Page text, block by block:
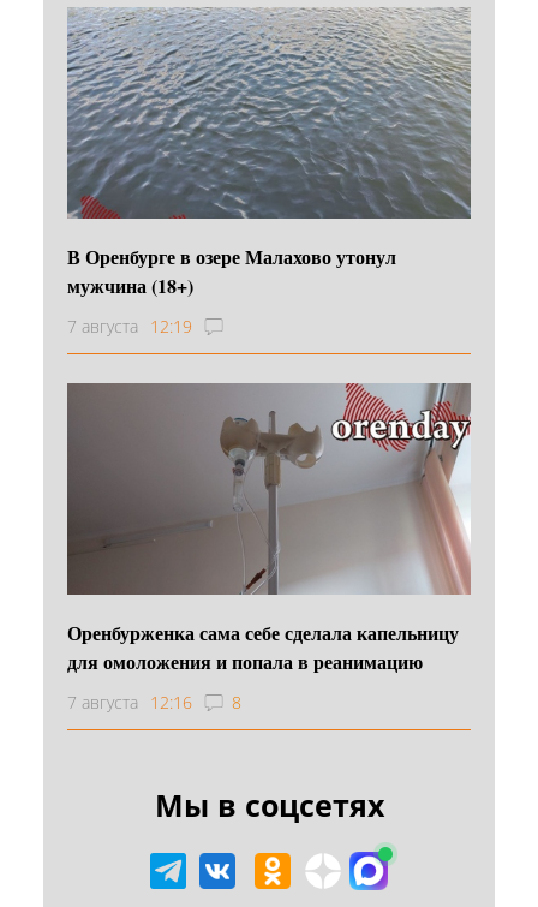
В Оренбурге в озере Малахово утонул
мужчина (18+)
7 августа 12:19
Оренбурженка сама себе сделала капельницу
для омоложения и попала в реанимацию
7 августа 12:16 8
Мы в соцсетях